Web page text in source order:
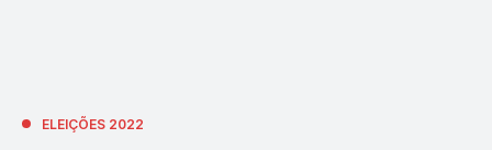
ELEIÇÕES 2022